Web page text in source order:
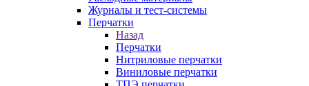
Журналы и тест-системы
Перчатки
Назад
Перчатки
Нитриловые перчатки
Виниловые перчатки